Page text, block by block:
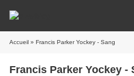
Accueil » Francis Parker Yockey - Sang
Francis Parker Yockey -